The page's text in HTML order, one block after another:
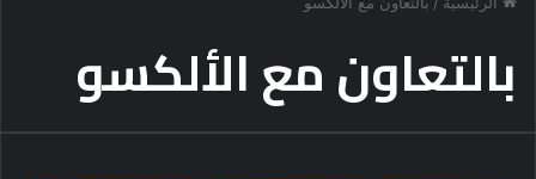
بالتعاون مع الألكسو